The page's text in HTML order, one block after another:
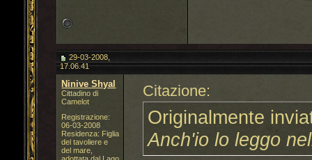
29-03-2008,
17.06.41
Ninive Shyal
Cittadino di
Camelot
Registrazione:
06-03-2008
Residenza: Figlia
del tavoliere e
del mare,
Citazione:
Originalmente
Anch'io lo leggo